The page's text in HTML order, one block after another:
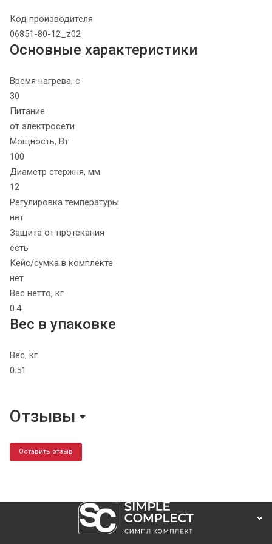
Код производителя
06851-80-12_z02
Основные характеристики
Время нагрева, с
30
Питание
от электросети
Мощность, Вт
100
Диаметр стержня, мм
12
Регулировка температуры
нет
Защита от протекания
есть
Кейс/сумка в комплекте
нет
Вес нетто, кг
0.4
Вес в упаковке
Вес, кг
0.51
Отзывы
Оставить отзыв